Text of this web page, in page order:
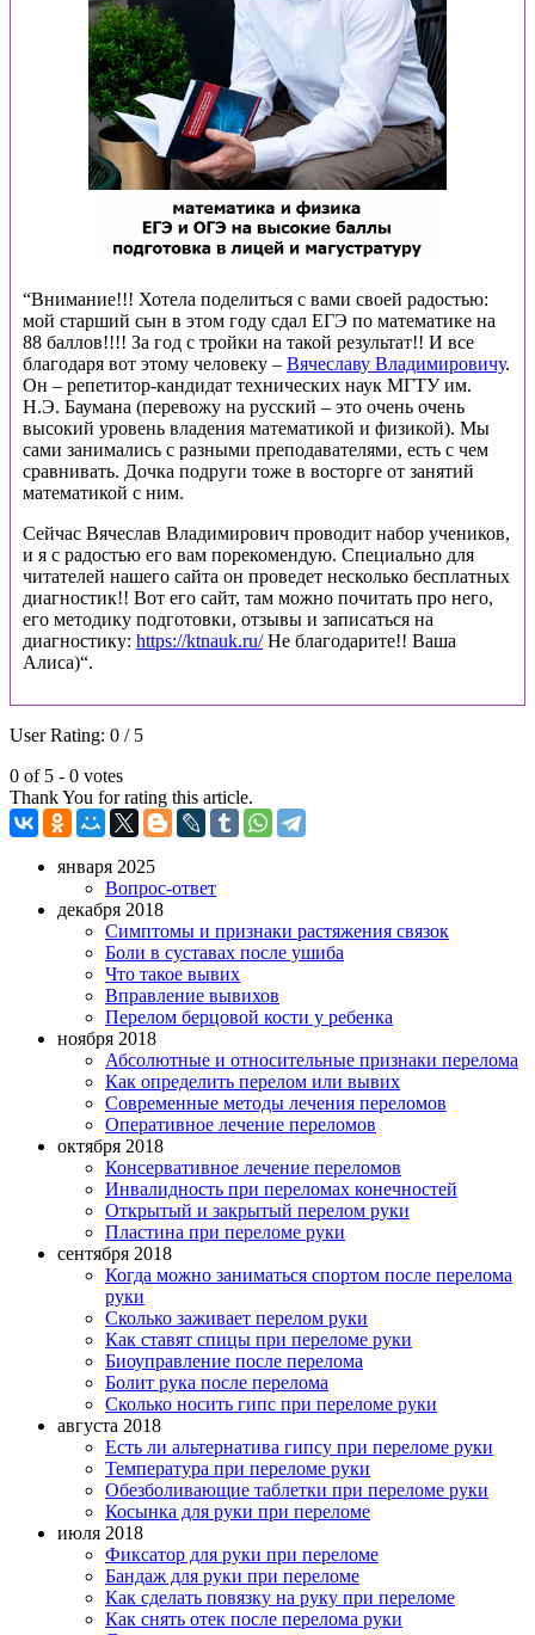
“Внимание!!! Хотела поделиться с вами своей радостью:
мой старший сын в этом году сдал ЕГЭ по математике на
88 баллов!!!! За год с тройки на такой результат!! И все
благодаря вот этому человеку – Вячеславу Владимировичу.
Он – репетитор-кандидат технических наук МГТУ им.
Н.Э. Баумана (перевожу на русский – это очень очень
высокий уровень владения математикой и физикой). Мы
сами занимались с разными преподавателями, есть с чем
сравнивать. Дочка подруги тоже в восторге от занятий
математикой с ним.
Сейчас Вячеслав Владимирович проводит набор учеников,
и я с радостью его вам порекомендую. Специально для
читателей нашего сайта он проведет несколько бесплатных
диагностик!! Вот его сайт, там можно почитать про него,
его методику подготовки, отзывы и записаться на
диагностику: https://ktnauk.ru/Не благодарите!! Ваша
Алиса)“.
User Rating: 0 / 5
0 of 5 - 0 votes
Thank You for rating this article.
января 2025
Вопрос-ответ
декабря 2018
Симптомы и признаки растяжения связок
Боли в суставах после ушиба
Что такое вывих
Вправление вывихов
Перелом берцовой кости у ребенка
ноября 2018
Абсолютные и относительные признаки перелома
Как определить перелом или вывих
Современные методы лечения переломов
Оперативное лечение переломов
октября 2018
Консервативное лечение переломов
Инвалидность при переломах конечностей
Открытый и закрытый перелом руки
Пластина при переломе руки
сентября 2018
Когда можно заниматься спортом после перелома
руки
Сколько заживает перелом руки
Как ставят спицы при переломе руки
Биоуправление после перелома
Болит рука после перелома
Сколько носить гипс при переломе руки
августа 2018
Есть ли альтернатива гипсу при переломе руки
Температура при переломе руки
Обезболивающие таблетки при переломе руки
Косынка для руки при переломе
июля 2018
Фиксатор для руки при переломе
Бандаж для руки при переломе
Как сделать повязку на руку при переломе
Как снять отек после перелома руки